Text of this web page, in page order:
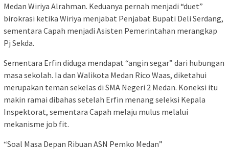
Medan Wiriya Alrahman. Keduanya pernah menjadi “duet”
birokrasi ketika Wiriya menjabat Penjabat Bupati Deli Serdang,
sementara Capah menjadi Asisten Pemerintahan merangkap
Pj Sekda.
Sementara Erfin diduga mendapat “angin segar” dari hubungan
masa sekolah. Ia dan Walikota Medan Rico Waas, diketahui
merupakan teman sekelas di SMA Negeri 2 Medan. Koneksi itu
makin ramai dibahas setelah Erfin menang seleksi Kepala
Inspektorat, sementara Capah melaju mulus melalui
mekanisme job fit.
“Soal Masa Depan Ribuan ASN Pemko Medan”